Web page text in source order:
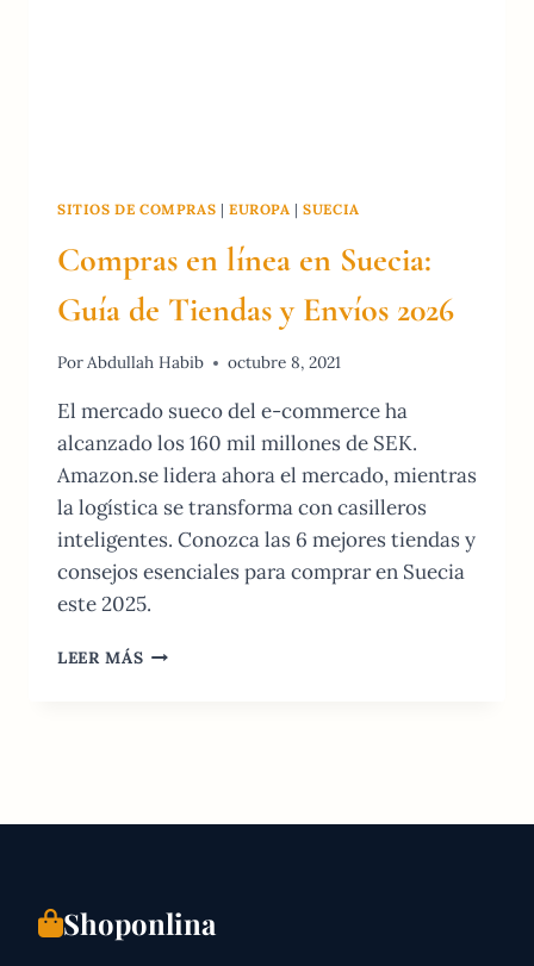
SITIOS DE COMPRAS | EUROPA |SUECIA
Compras en línea en Suecia:
Guía de Tiendas y Envíos 2026
PorAbdullah Habib octubre 8, 2021
El mercado sueco del e-commerce ha
alcanzado los 160 mil millones de SEK.
Amazon.se lidera ahora el mercado, mientras
la logística se transforma con casilleros
inteligentes. Conozca las 6 mejores tiendas y
consejos esenciales para comprar en Suecia
este 2025.
LEER MÁS COMPRAS
TIENDAS
Shoponlina